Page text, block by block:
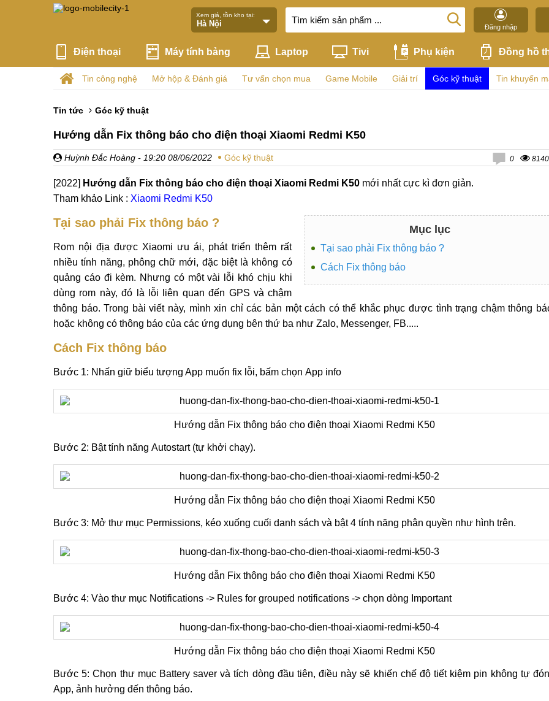
Xem giá, tồn kho tại:
Đăng nhập
Điện thoại Máy tính bảng Laptop Tivi Phụ kiện Đồng hồ
Tin công nghệ Mở hộp & Đánh giá Tư vấn chọn mua Game Mobile Giải trí Góc kỹ thuật Tin khuyến
Tin tức Góc kỹ thuật
Hướng dẫn Fix thông báo cho điện thoại Xiaomi Redmi K50
Huỳnh Đắc Hoàng - 19:20 08/06/2022 Góc kỹ thuật 0 8140
[2022] Hướng dẫn Fix thông báo cho điện thoại Xiaomi Redmi K50 mới nhất cực kì đơn giản.
Tham khảo Link : Xiaomi Redmi K50
Mục lục
Tại sao phải Fix thông báo ?
Cách Fix thông báo
Tại sao phải Fix thông báo ?
Rom nội địa được Xiaomi ưu ái, phát triển thêm rất
nhiều tính năng, phông chữ mới, đặc biệt là không có
quảng cáo đi kèm. Nhưng có một vài lỗi khó chịu khi
dùng rom này, đó là lỗi liên quan đến GPS và chậm
thông báo. Trong bài viết này, mình xin chỉ các bản một cách có thể khắc phục được tình trạng chậm thông
hoặc không có thông báo của các ứng dụng bên thứ ba như Zalo, Messenger, FB.....
Cách Fix thông báo
Bước 1: Nhấn giữ biểu tượng App muốn fix lỗi, bấm chọn App info
Hướng dẫn Fix thông báo cho điện thoại Xiaomi Redmi K50
Bước 2: Bật tính năng Autostart (tự khởi chạy).
Hướng dẫn Fix thông báo cho điện thoại Xiaomi Redmi K50
Bước 3: Mở thư mục Permissions, kéo xuống cuối danh sách và bật 4 tính năng phân quyền như hình trên.
Hướng dẫn Fix thông báo cho điện thoại Xiaomi Redmi K50
Bước 4: Vào thư mục Notifications -> Rules for grouped notifications -> chọn dòng Important
Hướng dẫn Fix thông báo cho điện thoại Xiaomi Redmi K50
Bước 5: Chọn thư mục Battery saver và tích dòng đầu tiên, điều này sẽ khiến chế độ tiết kiệm pin không tự
App, ảnh hưởng đến thông báo.